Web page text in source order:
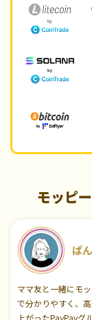
モッピ
ぱ
ママ友と一緒にモ
で分かりやすく、